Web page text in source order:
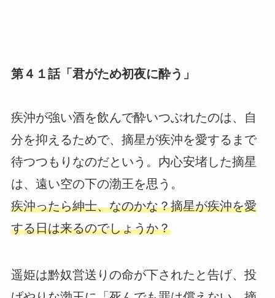
第４１話「君がため初夜に酔う」
疾沖が強い酒を飲んで酔いつぶれたのは、自
分を抑えるためで、摘星が疾沖を愛するまで
待つつもりなのだという。内心安堵した摘星
は、遠い空の下の渤王を思う。
疾沖ったら紳士、なのかな？摘星が疾沖を愛
する日は来るのでしょうか？
遥姫は黔奴営送りの命が下されたと告げ、投